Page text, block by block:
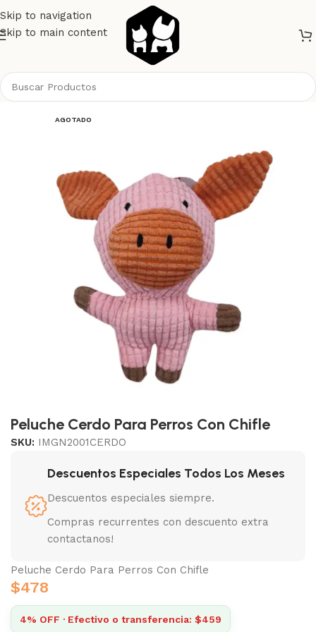
Skip to navigation
Skip to main content
AGOTADO
Peluche Cerdo Para Perros Con Chifle
SKU: IMGN2001CERDO
Descuentos Especiales Todos Los Meses
Descuentos especiales siempre.
Compras recurrentes con descuento extra
contactanos!
Peluche Cerdo Para Perros Con Chifle
$478
4% OFF · Efectivo o transferencia: $459